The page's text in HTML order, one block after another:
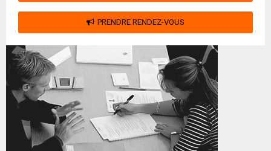
PRENDRE RENDEZ-VOUS